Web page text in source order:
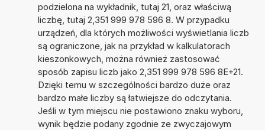
podzielona na wykładnik, tutaj 21, oraz właściwą
liczbę, tutaj 2,351 999 978 596 8. W przypadku
urządzeń, dla których możliwości wyświetlania liczb
są ograniczone, jak na przykład w kalkulatorach
kieszonkowych, można również zastosować
sposób zapisu liczb jako 2,351 999 978 596 8E+21.
Dzięki temu w szczególności bardzo duże oraz
bardzo małe liczby są łatwiejsze do odczytania.
Jeśli w tym miejscu nie postawiono znaku wyboru,
wynik będzie podany zgodnie ze zwyczajowym